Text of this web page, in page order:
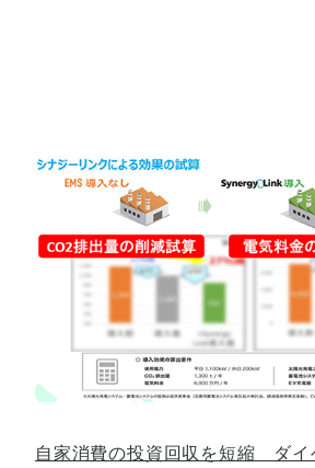
自家消費の投資回収を短縮 ダイ